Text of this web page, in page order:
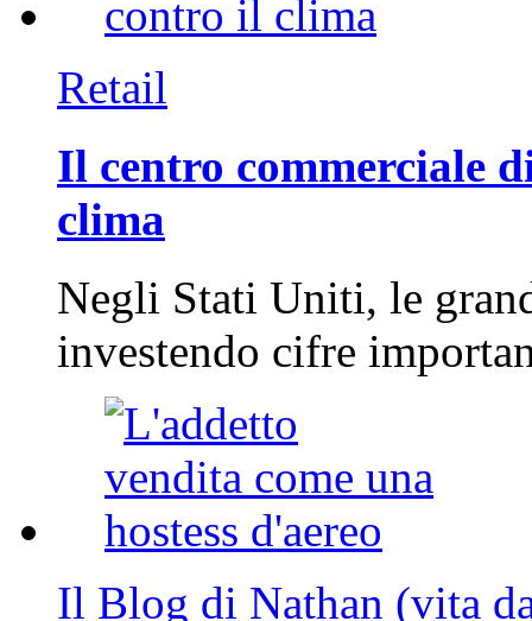
Retail
Il centro commerciale
clima
Negli Stati Uniti, le
investendo cifre
Il Blog di Nathan (vita